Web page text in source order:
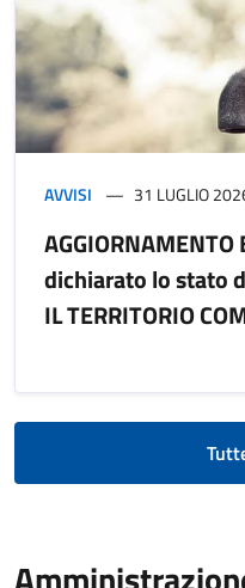
AVVISI 31 LUGLIO
dichiarato lo stato
IL TERRITORIO